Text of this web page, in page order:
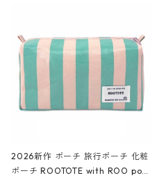
ーガンディー、オフホワイト
2026新作 ポーチ 旅行ポーチ 化粧
ポーチ ROOTOTE with ROO pou